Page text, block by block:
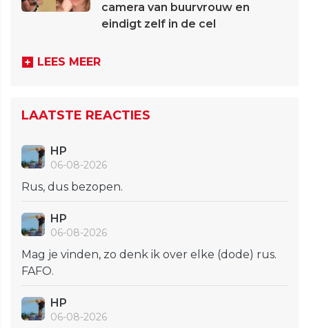
camera van buurvrouw en
eindigt zelf in de cel
LEES MEER
LAATSTE REACTIES
HP
06-08-2026
Rus, dus bezopen.
HP
06-08-2026
Mag je vinden, zo denk ik over elke (dode) rus.
FAFO.
HP
06-08-2026